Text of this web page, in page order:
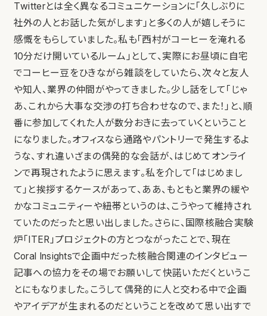
Twitterとは全く異なるコミュニケーションに「久しぶりに
社外の人とお話した気がします」と多くの人が嬉しそうに
感慨をもらしていました。私も「西村がコーヒーを淹れる
10分だけ開いているルーム」として、実際にお昼頃に自宅
でコーヒー豆をひきながら雑談をしていたら、次々と友人
や知人、業界の仲間がやってきました。少し話をして「じゃ
あ、これから大事な交渉の打ち合わせなので、また！」と、順
番に参加してくれた人が数分おきに去っていくということ
になりました。オフィスなら通路やパントリーで発生するよ
うな、すれ違いざまの偶発的な会話が、はじめてオンライ
ンで再現されたように思えます。私を介して「はじめまし
て」と挨拶するケースがあって、ああ、もともと業界の緩や
かなコミュニティーや紐帯というのは、こうやって維持され
ていたのだったと思い出しました。さらに、国際核融合実験
炉「ITER」プロジェクトの方とつながったことで、現在
Coral Insightsで企画中だった核融合関連のインタビュー
記事への協力をその場でお願いして快諾いただくというこ
とにもなりました。こうして偶発的に人と交わる中で企画
やアイデアが生まれるのだということを改めて思い出すで